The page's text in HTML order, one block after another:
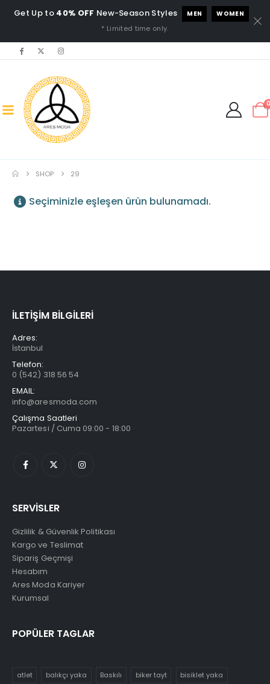
Get Up to 40% OFF New-Season Styles MEN WOMEN
* Limited time only.
SHOP 29
Seçiminizle eşleşen ürün bulunamadı.
İLETİŞİM BİLGİLERİ
Adres:
İstanbul
Telefon:
0 (542) 318 56 54
EMAIL:
info@aresmoda.com
Çalışma Saatleri
Pazartesi / Cuma 09:00 - 18:00
SERVİSLER
Gizlilik & Güvenlik Politikası
Kargo ve Teslimat
Sipariş Geçmişi
Hesabım
Ares Moda Kariyer
Kurumsal
POPÜLER TAGLAR
atlet balıkçı yaka Baskılı biker tayt bisiklet yaka